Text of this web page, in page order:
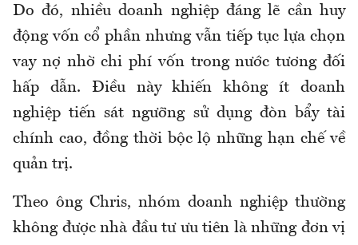
Do đó, nhiều doanh nghiệp đáng lẽ cần huy
động vốn cổ phần nhưng vẫn tiếp tục lựa chọn
vay nợ nhờ chi phí vốn trong nước tương đối
hấp dẫn. Điều này khiến không ít doanh
nghiệp tiến sát ngưỡng sử dụng đòn bẩy tài
chính cao, đồng thời bộc lộ những hạn chế về
quản trị.
Theo ông Chris, nhóm doanh nghiệp thường
không được nhà đầu tư ưu tiên là những đơn vị